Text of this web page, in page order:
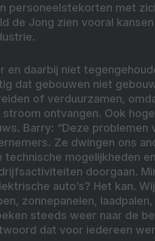
personeelstekorten met
de Jong zien vooral
en daarbij niet
dat gebouwen niet
of verduurzamen,
ontvangen. Ook
Barry: “Deze problemen
Ze dwingen ons
technische mogelijkheden
doorgaan.
auto’s? Het kan.
zonnepanelen, laadpalen,
steeds weer naar de
dat voor iedereen